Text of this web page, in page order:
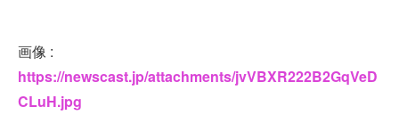
画像 :
https://newscast.jp/attachments/jvVBXR222B2GqVeD
CLuH.jpg